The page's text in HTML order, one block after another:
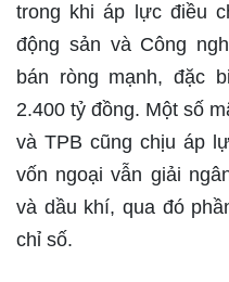
trong khi áp lực điều
động sản và Công
bán ròng mạnh, đặc
2.400 tỷ đồng. Một số
và TPB cũng chịu áp
vốn ngoại vẫn giải
và dầu khí, qua đó
chỉ số.